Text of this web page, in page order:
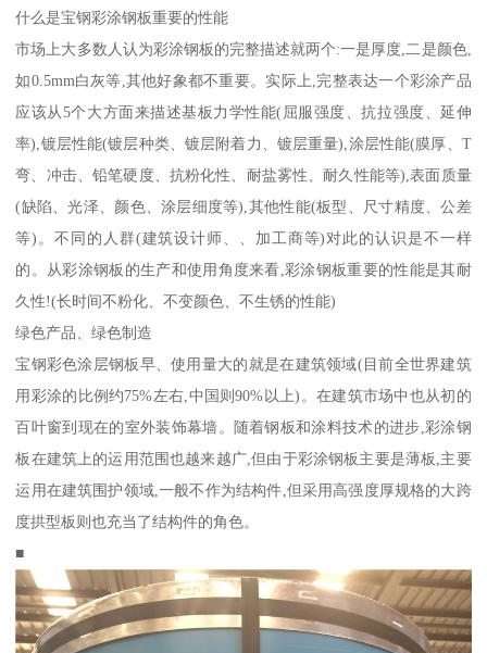
什么是宝钢彩涂钢板重要的性能
市场上大多数人认为彩涂钢板的完整描述就两个:一是厚度,二是颜色,
如0.5mm白灰等,其他好象都不重要。实际上,完整表达一个彩涂产品
应该从5个大方面来描述基板力学性能(屈服强度、抗拉强度、延伸
率),镀层性能(镀层种类、镀层附着力、镀层重量),涂层性能(膜厚、T
弯、冲击、铅笔硬度、抗粉化性、耐盐雾性、耐久性能等),表面质量
(缺陷、光泽、颜色、涂层细度等),其他性能(板型、尺寸精度、公差
等)。不同的人群(建筑设计师、、加工商等)对此的认识是不一样
的。从彩涂钢板的生产和使用角度来看,彩涂钢板重要的性能是其耐
久性!(长时间不粉化、不变颜色、不生锈的性能)
绿色产品、绿色制造
宝钢彩色涂层钢板早、使用量大的就是在建筑领域(目前全世界建筑
用彩涂的比例约75%左右,中国则90%以上)。在建筑市场中也从初的
百叶窗到现在的室外装饰幕墙。随着钢板和涂料技术的进步,彩涂钢
板在建筑上的运用范围也越来越广,但由于彩涂钢板主要是薄板,主要
运用在建筑围护领域,一般不作为结构件,但采用高强度厚规格的大跨
度拱型板则也充当了结构件的角色。
■